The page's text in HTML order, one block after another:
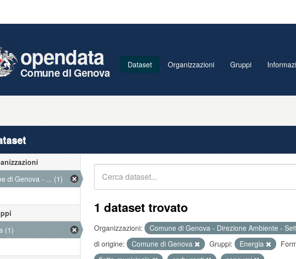
opendata
Comune di Genova
Dataset Organizzazioni Gruppi
1 dataset trovato
Organizzazioni: Comune di Genova - Direzione Ambiente -
di origine:
Comune di Genova Gruppi: Energia
di Genova - ... (1)
(1)